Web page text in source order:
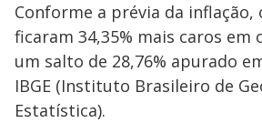
Conforme a prévia da inflação,
ficaram 34,35% mais caros em
um salto de 28,76% apurado
IBGE (Instituto Brasileiro de
Estatística).